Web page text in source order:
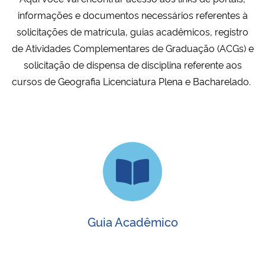
Ministério da Cidadania
Ministério de Minas e Energia
Ministério do Desenvolvimento Regional
Controladoria-Geral da União
informações e documentos necessários referentes à
solicitações de matrícula, guias acadêmicos, registro
de Atividades Complementares de Graduação (ACGs) e
solicitação de dispensa de disciplina referente aos
cursos de Geografia Licenciatura Plena e Bacharelado.
Guia Acadêmico